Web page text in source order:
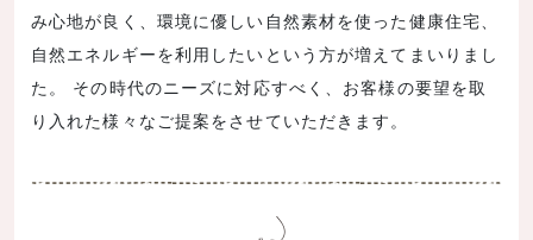
み心地が良く、環境に優しい自然素材を使った健康住宅、
自然エネルギーを利用したいという方が増えてまいりまし
た。 その時代のニーズに対応すべく、お客様の要望を取
り入れた様々なご提案をさせていただきます。